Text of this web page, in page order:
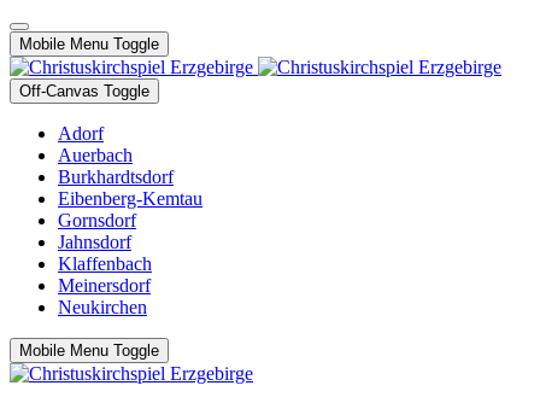
Mobile Menu Toggle
Off-Canvas Toggle
Adorf
Auerbach
Burkhardtsdorf
Eibenberg-Kemtau
Gornsdorf
Jahnsdorf
Klaffenbach
Meinersdorf
Neukirchen
Mobile Menu Toggle